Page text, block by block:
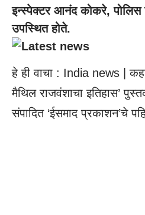
इन्स्पेक्टर आनंद कोकरे, पोलिस
उपस्थित होते.
हे ही वाचा : India news |
मैथिल राजवंशाचा इतिहास’
संपादित ‘ईसमाद प्रकाशन’चे